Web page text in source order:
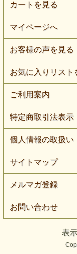
カートを見る
マイページへ
お客様の声を見る
お気に入りリスト
ご利用案内
特定商取引法表示
個人情報の取扱い
サイトマップ
メルマガ登録
お問い合わせ
表